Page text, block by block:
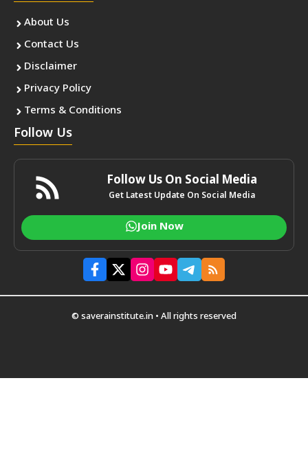
About Us
Contact Us
Disclaimer
Privacy Policy
Terms & Conditions
Follow Us
Follow Us On Social Media
Get Latest Update On Social Media
Join Now
© saverainstitute.in • All rights reserved